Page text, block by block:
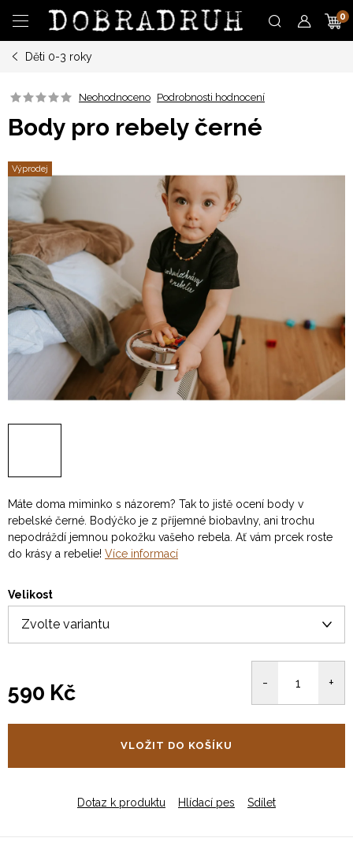
obsah
Děti 0-3 roky
Neohodnoceno Podrobnosti hodnocení
Body pro rebely černé
Výprodej
Máte doma miminko s názorem? Tak to jistě ocení body v
rebelské černé. Bodýčko je z příjemné biobavlny, ani trochu
nepodráždí jemnou pokožku vašeho rebela. Ať vám prcek roste
do krásy a rebelie! Více informací
Velikost
590 Kč
VLOŽIT DO KOŠÍKU
Dotaz k produktu Hlídací pes Sdílet